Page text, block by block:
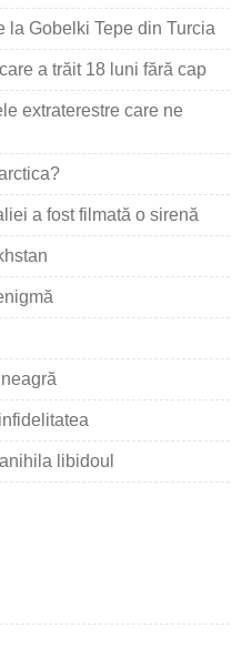
la Gobelki Tepe din Turcia
a trăit 18 luni fără cap
extraterestre care ne
a fost filmată o sirenă
libidoul